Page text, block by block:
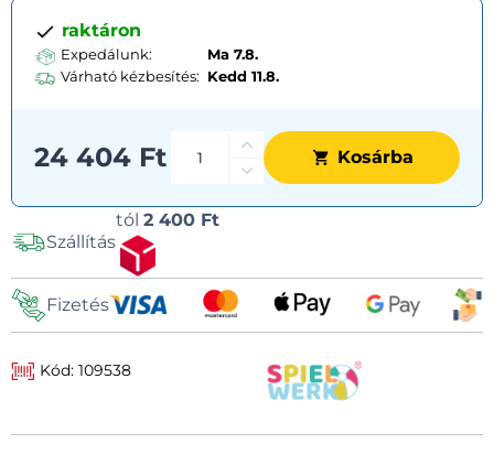
raktáron
Expedálunk:
Ma 7.8.
Várható kézbesítés: Kedd 11.8.
24 404 Ft Kosárba
Szállítás
tól 2 400 Ft
Fizetés
Kód: 109538